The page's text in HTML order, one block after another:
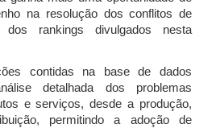
na resolução dos conflitos de
rankings divulgados nesta
contidas na base de dados
detalhada dos problemas
e serviços, desde a produção,
permitindo a adoção de